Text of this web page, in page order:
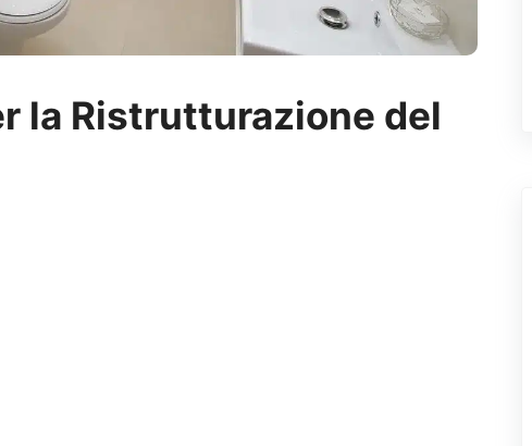
la Ristrutturazione del